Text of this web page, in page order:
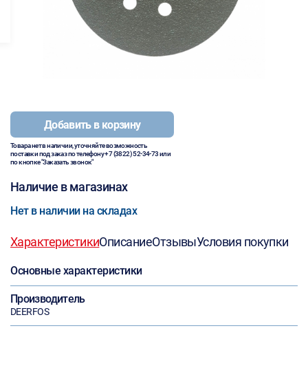
Добавить в корзину
Товара нет в наличии, уточняйте возможность
поставки под заказ по телефону+7 (3822) 52-34-73или
по кнопке "Заказать звонок"
Наличие в магазинах
Нет в наличии на складах
ХарактеристикиОписаниеОтзывыУсловия покупки
Основные характеристики
Производитель
DEERFOS